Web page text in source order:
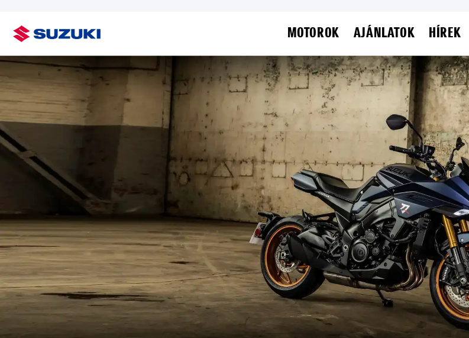
MOTOROK AJÁNLATOK HÍREK